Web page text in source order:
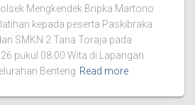
Mengkendek Bripka Martono
kepada peserta Paskibraka
SMKN 2 Tana Toraja pada
pukul 08.00 Wita di Lapangan
Benteng Read more